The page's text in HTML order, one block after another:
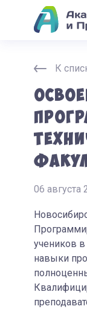
К
06 августа
учеников в
навыки